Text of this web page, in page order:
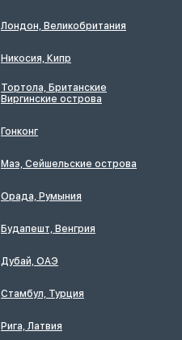
Лондон, Великобритания
Никосия, Кипр
Тортола, Британские
Виргинские острова
Гонконг
Маэ, Сейшельские острова
Орада, Румыния
Будапешт, Венгрия
Дубай, ОАЭ
Стамбул, Турция
Рига, Латвия